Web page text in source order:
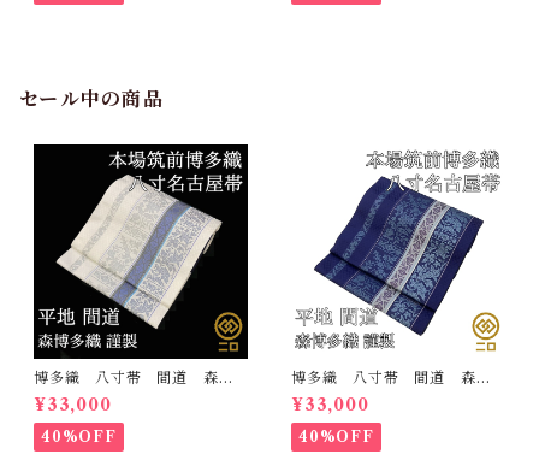
セール中の商品
博多織 八寸帯 間道 森博
多織 正絹 日本製 未仕立
て 名古屋帯
¥33,000
40%OFF
博多織 八寸帯 間道 森博
多織 正絹 日本製 未仕立
て 名古屋帯
¥33,000
40%OFF